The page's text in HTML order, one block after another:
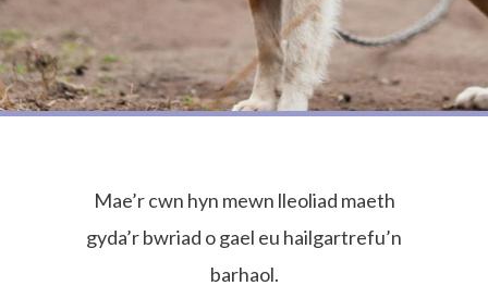
Mae’r cwn hyn mewn lleoliad maeth
gyda’r bwriad o gael eu hailgartrefu’n
barhaol.